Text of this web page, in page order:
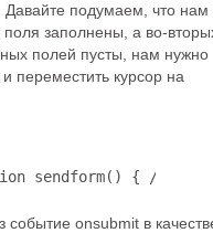
подумаем, что нам
заполнены, а во-
полей пусты, нам нужно
переместить курсор на
sendform() { //
onsubmit в